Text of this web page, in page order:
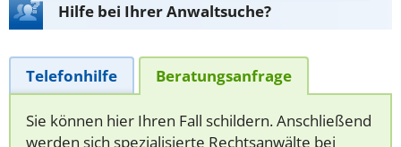
Hilfe bei Ihrer Anwaltsuche?
Telefonhilfe Beratungsanfrage
Sie können hier Ihren Fall schildern. Anschließend
werden sich spezialisierte Rechtsanwälte bei